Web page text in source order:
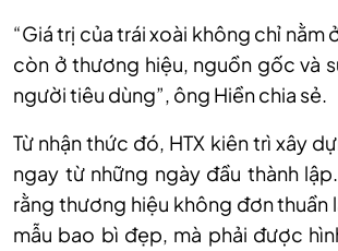
“Giá trị của trái xoài không chỉ nằm
còn ở thương hiệu, nguồn gốc và
người tiêu dùng”, ông Hiền chia sẻ.
Từ nhận thức đó, HTX kiên trì xây
ngay từ những ngày đầu thành
rằng thương hiệu không đơn thuần
mẫu bao bì đẹp, mà phải được